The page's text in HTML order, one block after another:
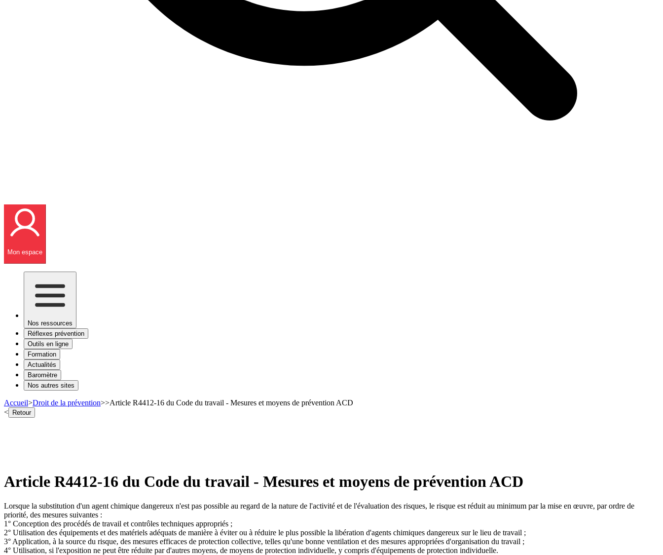
Mon espace
Nos ressources
Réflexes prévention
Outils en ligne
Formation
Actualités
Baromètre
Nos autres sites
Accueil>Droit de la prévention>>Article R4412-16 du Code du travail - Mesures et moyens de prévention ACD
< Retour
Article R4412-16 du Code du travail - Mesures et moyens de prévention ACD
Lorsque la substitution d'un agent chimique dangereux n'est pas possible au regard de la nature de l'activité et de l'évaluation des risques, le risque est réduit au minimum par la mise en œuvre, par ordre de
priorité, des mesures suivantes :
1° Conception des procédés de travail et contrôles techniques appropriés ;
2° Utilisation des équipements et des matériels adéquats de manière à éviter ou à réduire le plus possible la libération d'agents chimiques dangereux sur le lieu de travail ;
3° Application, à la source du risque, des mesures efficaces de protection collective, telles qu'une bonne ventilation et des mesures appropriées d'organisation du travail ;
4° Utilisation, si l'exposition ne peut être réduite par d'autres moyens, de moyens de protection individuelle, y compris d'équipements de protection individuelle.